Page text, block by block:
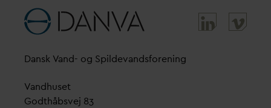
Dansk Vand- og Spildevandsforening
Vandhuset
Godthåbsvej 83